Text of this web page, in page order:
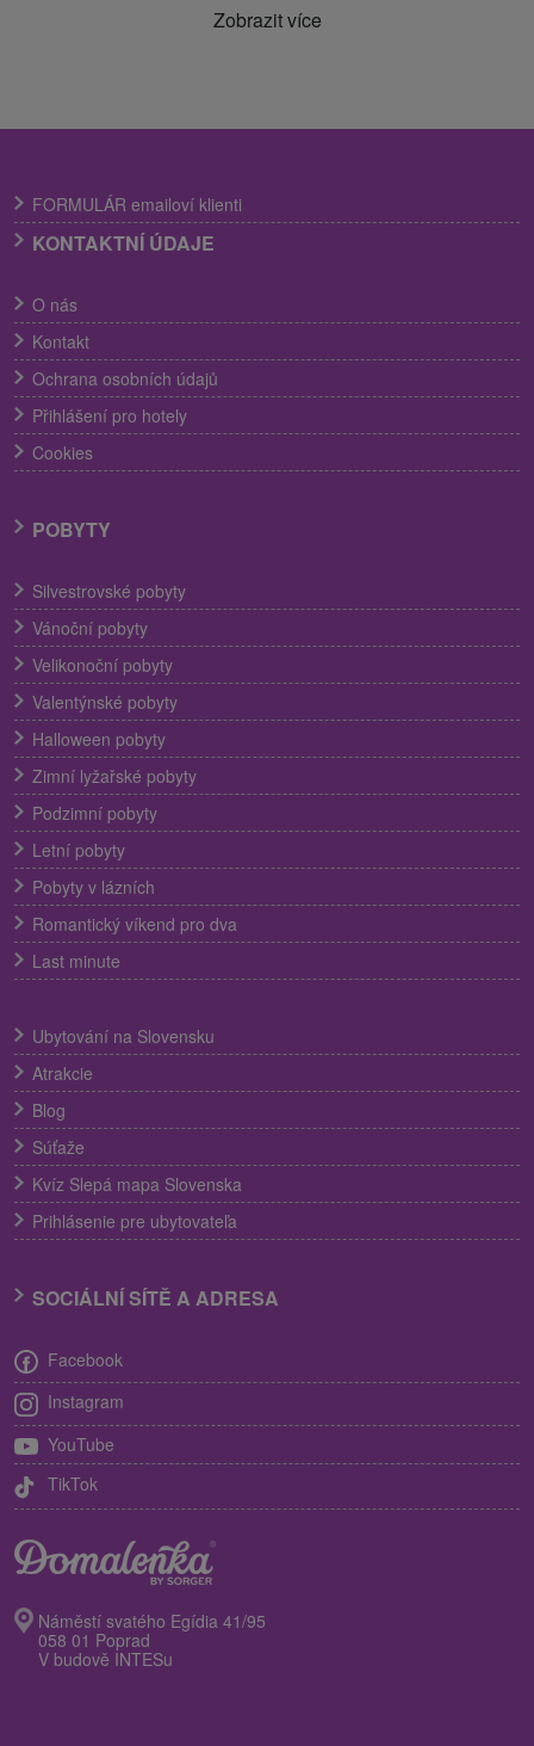
Zobrazit více
FORMULÁR emailoví klienti
KONTAKTNÍ ÚDAJE
O nás
Kontakt
Ochrana osobních údajů
Přihlášení pro hotely
Cookies
POBYTY
Silvestrovské pobyty
Vánoční pobyty
Velikonoční pobyty
Valentýnské pobyty
Halloween pobyty
Zimní lyžařské pobyty
Podzimní pobyty
Letní pobyty
Pobyty v lázních
Romantický víkend pro dva
Last minute
Ubytování na Slovensku
Atrakcie
Blog
Súťaže
Kvíz Slepá mapa Slovenska
Prihlásenie pre ubytovateľa
SOCIÁLNÍ SÍTĚ A ADRESA
Facebook
Instagram
YouTube
TikTok
Náměstí svatého Egídia 41/95
058 01 Poprad
V budově INTESu